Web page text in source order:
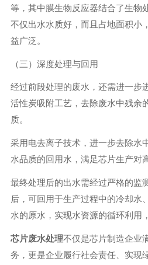
等，其中膜生物反应器结合了生物
不仅出水水质好，而且占地面积小
益广泛。
（三）深度处理与回用
经过前段处理的废水，还需进一步
活性炭吸附工艺，去除废水中残余
质。
采用电去离子技术，进一步去除水
水品质的回用水，满足芯片生产对
最终处理后的出水需经过严格的监
后，可回用于生产过程中的冷却水
水的原水，实现水资源的循环利用
芯片废水处理不仅是芯片制造企业
务，更是企业履行社会责任、实现